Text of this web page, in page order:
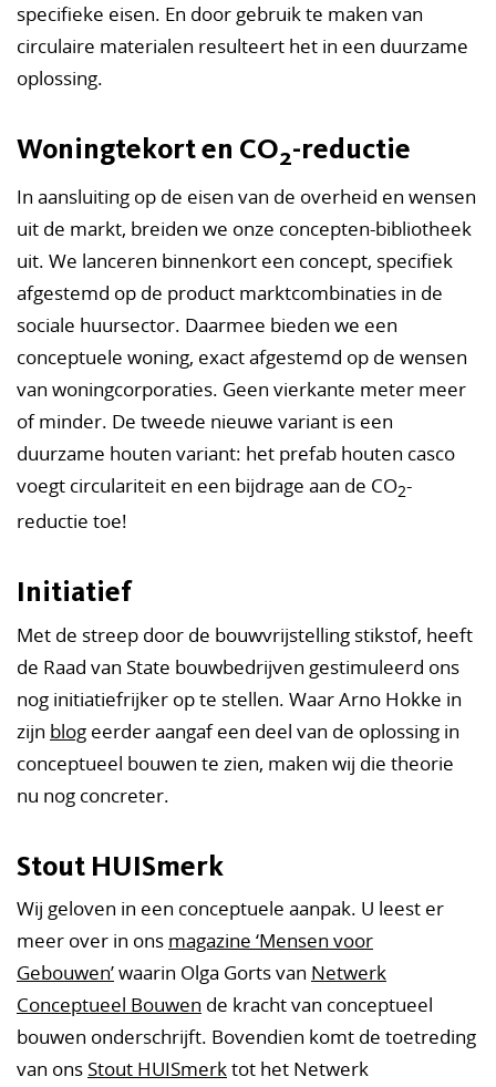
specifieke eisen. En door gebruik te maken van
circulaire materialen resulteert het in een duurzame
oplossing.
Woningtekort en CO2-reductie
In aansluiting op de eisen van de overheid en wensen
uit de markt, breiden we onze concepten-bibliotheek
uit. We lanceren binnenkort een concept, specifiek
afgestemd op de product marktcombinaties in de
sociale huursector. Daarmee bieden we een
conceptuele woning, exact afgestemd op de wensen
van woningcorporaties. Geen vierkante meter meer
of minder. De tweede nieuwe variant is een
duurzame houten variant: het prefab houten casco
voegt circulariteit en een bijdrage aan de CO2-
reductie toe!
Initiatief
Met de streep door de bouwvrijstelling stikstof, heeft
de Raad van State bouwbedrijven gestimuleerd ons
nog initiatiefrijker op te stellen. Waar Arno Hokke in
zijn blog eerder aangaf een deel van de oplossing in
conceptueel bouwen te zien, maken wij die theorie
nu nog concreter.
Stout HUISmerk
Wij geloven in een conceptuele aanpak. U leest er
meer over in ons magazine ‘Mensen voor
Gebouwen’waarin Olga Gorts van Netwerk
Conceptueel Bouwen de kracht van conceptueel
bouwen onderschrijft. Bovendien komt de toetreding
van ons Stout HUISmerktot het Netwerk